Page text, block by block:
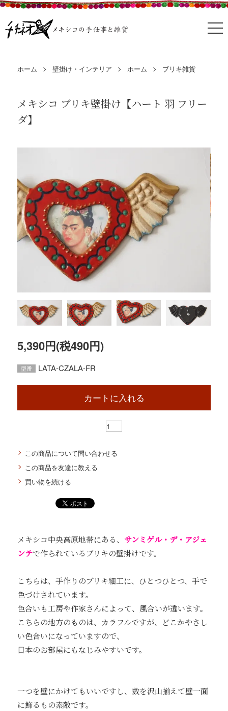
ホーム 壁掛け・インテリア ホーム ブリキ雑貨
メキシコ ブリキ壁掛け【ハート 羽 フリー
ダ】
5,390円(税490円)
型番 LATA-CZALA-FR
カートに入れる
この商品について問い合わせる
この商品を友達に教える
買い物を続ける
メキシコ中央高原地帯にある、 サンミゲル・デ・アジェ
ンテで作られているブリキの壁掛けです。
こちらは、手作りのブリキ細工に、ひとつひとつ、手で
色づけされています。
色合いも工房や作家さんによって、風合いが違います。
こちらの地方のものは、カラフルですが、どこかやさし
い色合いになっていますので、
日本のお部屋にもなじみやすいです。
一つを壁にかけてもいいですし、数を沢山揃えて壁一面
に飾るもの素敵です。